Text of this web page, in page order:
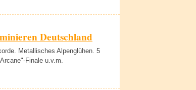
Deutschland
Metallisches Alpenglühen. 5
Finale u.v.m.